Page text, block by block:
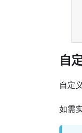
自
自定
如需